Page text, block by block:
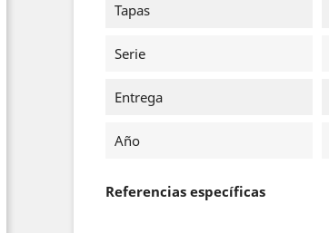
Tapas
Serie
Entrega
Año
Referencias específicas